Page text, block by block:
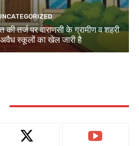
तर्ज पर वाराणसी के ग्रामीण व शहरी
स्कूलों का खेल जारी है